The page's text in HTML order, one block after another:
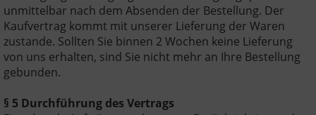
unmittelbar nach dem Absenden der Bestellung. Der
Kaufvertrag kommt mit unserer Lieferung der Waren
zustande. Sollten Sie binnen 2 Wochen keine Lieferung
von uns erhalten, sind Sie nicht mehr an Ihre Bestellung
gebunden.
§ 5 Durchführung des Vertrags